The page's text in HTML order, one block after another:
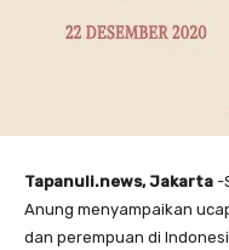
Tapanuli.news, Jakarta -
Anung menyampaikan
dan perempuan di